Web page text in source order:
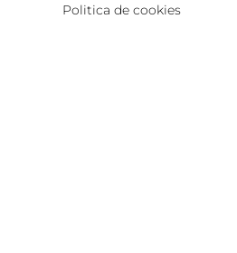
Politica de cookies